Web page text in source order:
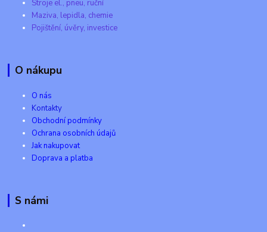
Stroje el., pneu, ruční
Maziva, lepidla, chemie
Pojištění, úvěry, investice
O nákupu
O nás
Kontakty
Obchodní podmínky
Ochrana osobních údajů
Jak nakupovat
Doprava a platba
S námi